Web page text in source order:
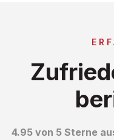
4.95 von 5 Sterne